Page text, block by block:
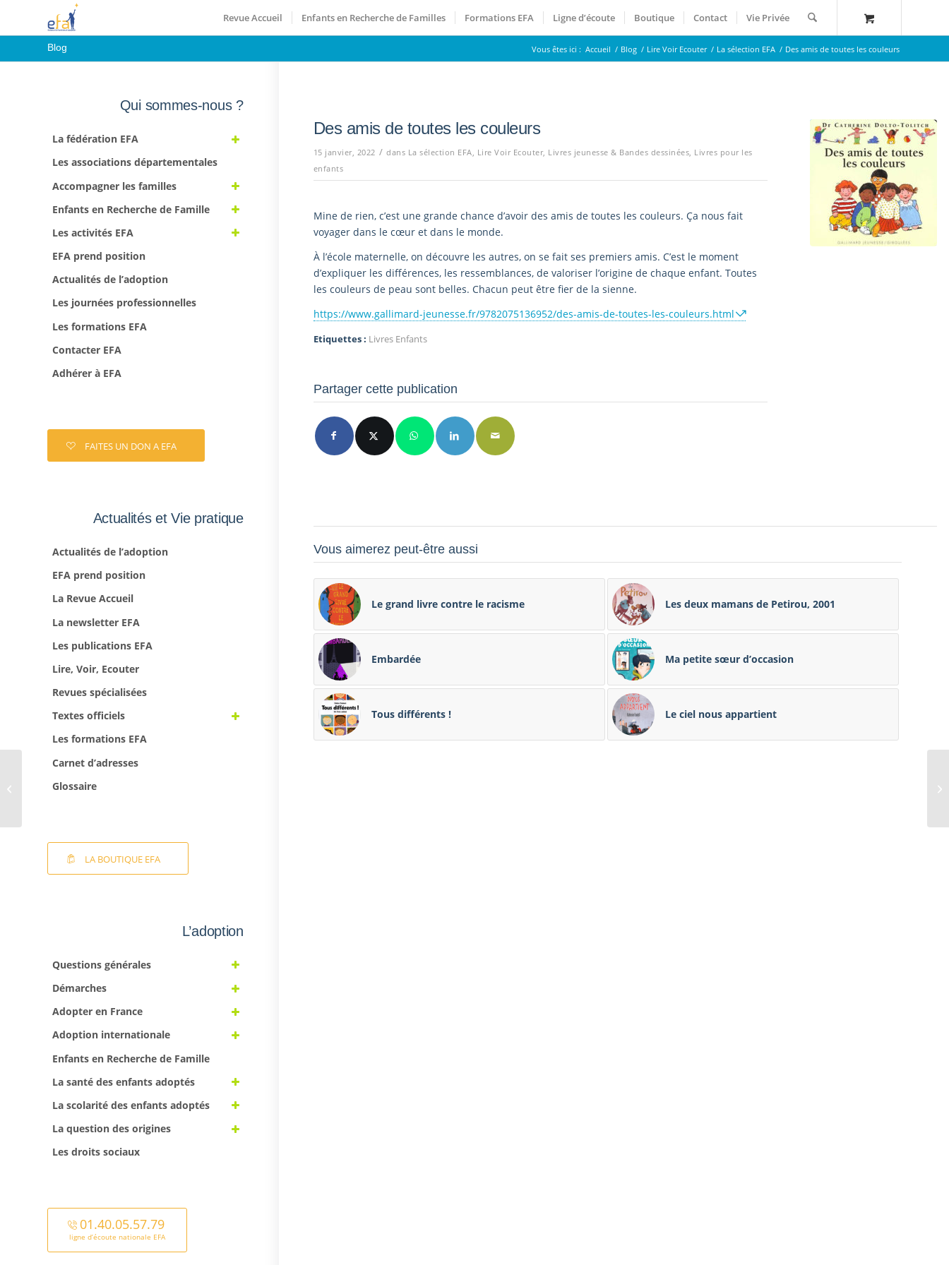
Revue Accueil Enfants en Recherche de Familles Formations EFA Ligne d’écoute Boutique Contact Vie Privée
Blog Vous êtes ici : Accueil / Blog / Lire Voir Ecouter / La sélection EFA / Des amis de toutes les couleurs
Des amis de toutes les couleurs
15 janvier, 2022 / dans La sélection EFA, Lire Voir Ecouter, Livres jeunesse & Bandes dessinées, Livres pour les
enfants
Mine de rien, c’est une grande chance d’avoir des amis de toutes les couleurs. Ça nous fait
voyager dans le cœur et dans le monde.
À l’école maternelle, on découvre les autres, on se fait ses premiers amis. C’est le moment
d’expliquer les différences, les ressemblances, de valoriser l’origine de chaque enfant. Toutes
les couleurs de peau sont belles. Chacun peut être fier de la sienne.
https://www.gallimard-jeunesse.fr/9782075136952/des-amis-de-toutes-les-couleurs.html
Etiquettes : Livres Enfants
Partager cette publication
Vous aimerez peut-être aussi
Le grand livre contre le racisme Les deux mamans de Petirou, 2001
Embardée Ma petite sœur d’occasion
Tous différents ! Le ciel nous appartient
Qui sommes-nous ?
La fédération EFA
Les associations départementales
Accompagner les familles
Enfants en Recherche de Famille
Les activités EFA
EFA prend position
Actualités de l’adoption
Les journées professionnelles
Les formations EFA
Contacter EFA
Adhérer à EFA
FAITES UN DON A EFA
Actualités et Vie pratique
Actualités de l’adoption
EFA prend position
La Revue Accueil
La newsletter EFA
Les publications EFA
Lire, Voir, Ecouter
Revues spécialisées
Textes officiels
Les formations EFA
Carnet d’adresses
Glossaire
LA BOUTIQUE EFA
L’adoption
Questions générales
Démarches
Adopter en France
Adoption internationale
Enfants en Recherche de Famille
La santé des enfants adoptés
La scolarité des enfants adoptés
La question des origines
Les droits sociaux
01.40.05.57.79
ligne d’écoute nationale EFA
Un petit frère pas